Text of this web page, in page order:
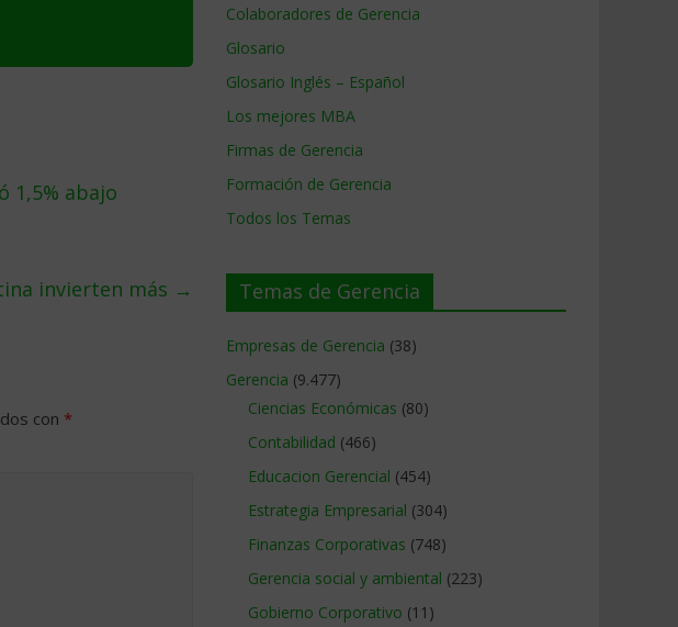
1,5% abajo
invierten más →
con *
Colaboradores de Gerencia
Glosario
Glosario Inglés – Español
Los mejores MBA
Firmas de Gerencia
Formación de Gerencia
Todos los Temas
Temas de Gerencia
Empresas de Gerencia (38)
Gerencia (9.477)
Ciencias Económicas (80)
Contabilidad (466)
Educacion Gerencial (454)
Estrategia Empresarial (304)
Finanzas Corporativas (748)
Gerencia social y ambiental (223)
Gobierno Corporativo (11)